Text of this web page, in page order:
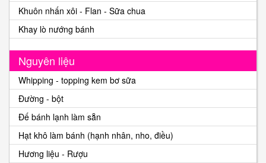
Khuôn nhấn xôi - Flan - Sữa chua
Khay lò nướng bánh
Nguyên liệu
Whipping - topping kem bơ sữa
Đường - bột
Đế bánh lạnh làm sẵn
Hạt khô làm bánh (hạnh nhân, nho, điều)
Hương liệu - Rượu